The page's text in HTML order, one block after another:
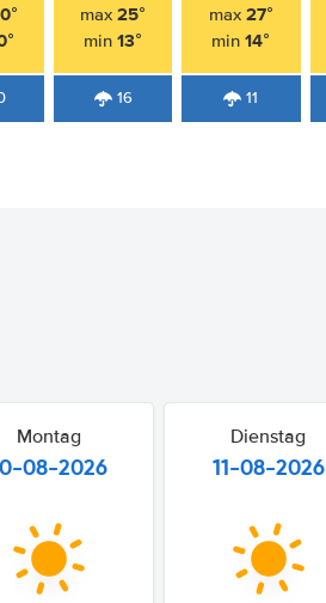
max25°
min13°
16
max 27°
min14°
11
Montag
08-2026
Dienstag
11-08-2026